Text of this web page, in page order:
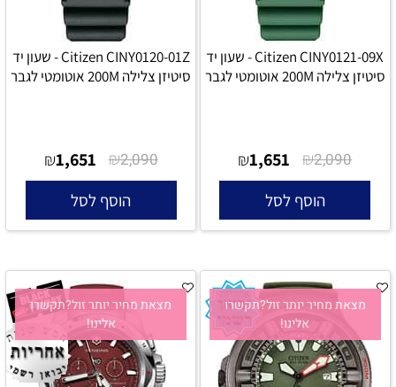
Citizen CINY0121-09X - שעון יד
סיטיזן צלילה 200M אוטומטי לגבר
₪2,090
₪1,651
הוסף לסל
Citizen CINY0120-01Z - שעון יד
סיטיזן צלילה 200M אוטומטי לגבר
₪2,090
₪1,651
הוסף לסל
מצאת מחיר יותר זול?תקשרו
אלינו!
מצאת מחיר יותר זול?תקשרו
אלינו!